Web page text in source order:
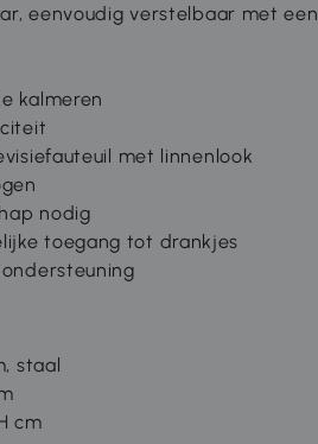
eenvoudig verstelbaar met een
kalmeren
met linnenlook
nodig
toegang tot drankjes
staal
cm